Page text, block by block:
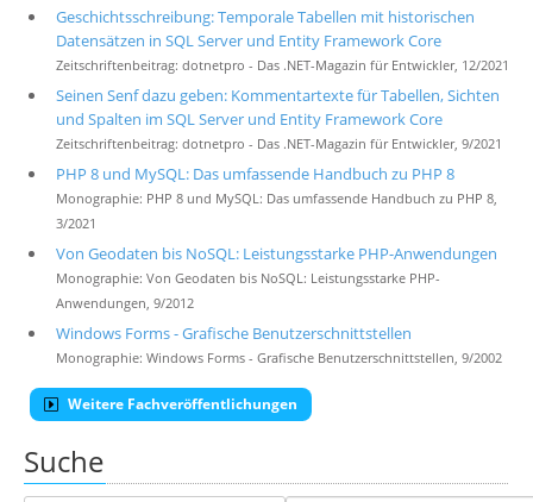
Geschichtsschreibung: Temporale Tabellen mit historischen
Datensätzen in SQL Server und Entity Framework Core
Zeitschriftenbeitrag: dotnetpro - Das .NET-Magazin für Entwickler, 12/2021
Seinen Senf dazu geben: Kommentartexte für Tabellen, Sichten
und Spalten im SQL Server und Entity Framework Core
Zeitschriftenbeitrag: dotnetpro - Das .NET-Magazin für Entwickler, 9/2021
PHP 8 und MySQL: Das umfassende Handbuch zu PHP 8
Monographie: PHP 8 und MySQL: Das umfassende Handbuch zu PHP 8,
3/2021
Von Geodaten bis NoSQL: Leistungsstarke PHP-Anwendungen
Monographie: Von Geodaten bis NoSQL: Leistungsstarke PHP-
Anwendungen, 9/2012
Windows Forms - Grafische Benutzerschnittstellen
Monographie: Windows Forms - Grafische Benutzerschnittstellen, 9/2002
Weitere Fachveröffentlichungen
Suche